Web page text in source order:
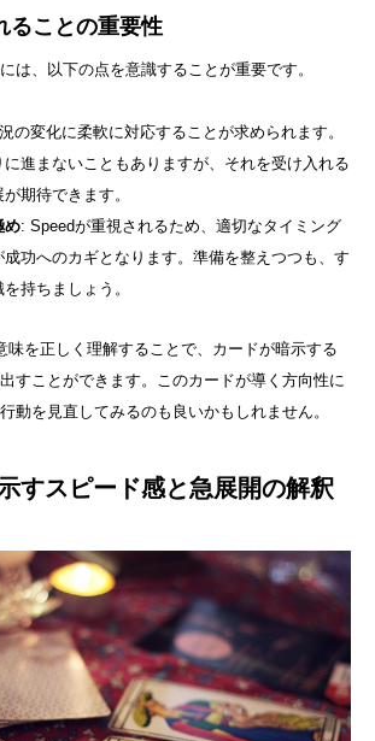
ることの重要性
は、以下の点を意識することが重要です。
の変化に柔軟に対応することが求められます。
進まないこともありますが、それを受け入れる
期待できます。
め: Speedが重視されるため、適切なタイミング
功へのカギとなります。準備を整えつつも、す
持ちましょう。
味を正しく理解することで、カードが暗示する
すことができます。このカードが導く方向性に
動を見直してみるのも良いかもしれません。
すスピード感と急展開の解釈